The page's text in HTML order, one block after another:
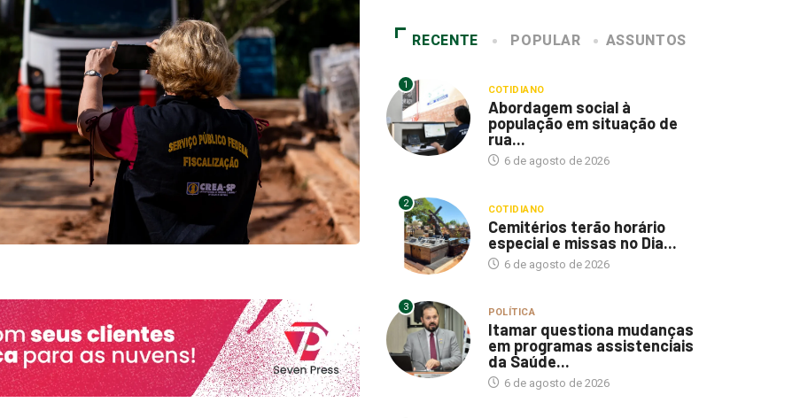
RECENTE POPULAR ASSUNTOS
1 COTIDIANO
Abordagem social à
população em situação de
rua...
6 de agosto de 2026
2 COTIDIANO
Cemitérios terão horário
especial e missas no Dia...
6 de agosto de 2026
3 POLÍTICA
Itamar questiona mudanças
em programas assistenciais
da Saúde...
6 de agosto de 2026